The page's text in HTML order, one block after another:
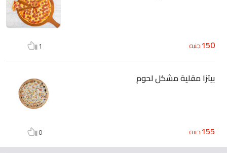
150جنيه 1
بيتزا مقلية مشكل لحوم
155جنيه 0